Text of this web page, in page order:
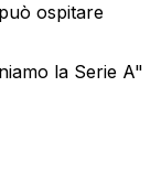
ospitare
la Serie A"